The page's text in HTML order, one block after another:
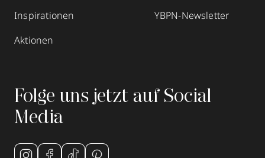
Inspirationen
Aktionen
YBPN-Newsletter
Folge uns jetzt auf Social
Media